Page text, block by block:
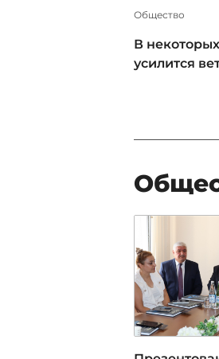
Общество
В
усилится